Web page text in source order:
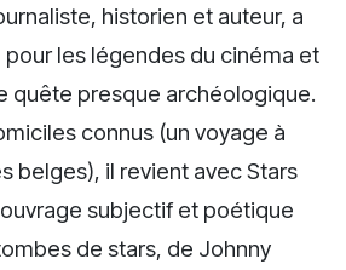
historien et auteur, a
les légendes du cinéma et
quête presque archéologique.
connus (un voyage à
belges), il revient avec Stars
subjectif et poétique
de stars, de Johnny